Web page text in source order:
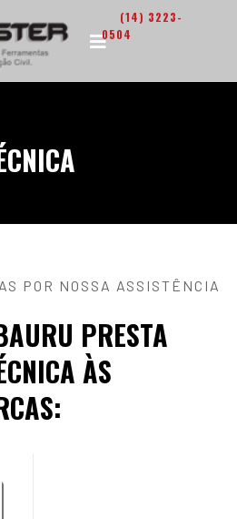
(14) 3223-
0504
POR NOSSA ASSISTÊNCIA
PRESTA
ÀS